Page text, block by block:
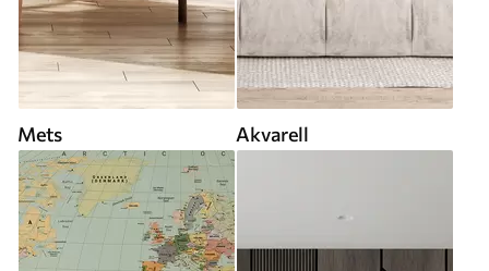
Mets Akvarell